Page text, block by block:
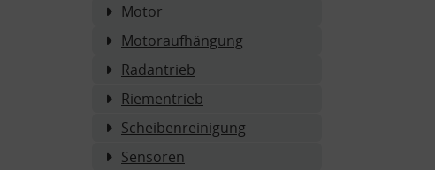
Motor
Motoraufhängung
Radantrieb
Riementrieb
Scheibenreinigung
Sensoren